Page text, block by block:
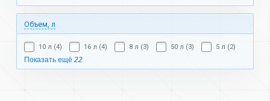
Объем, л
10 л (4) 16 л (4) 8 л (3) 50 л (3) 5 л (2)
Показать ещё 22